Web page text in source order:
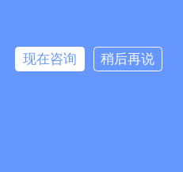
微信公众号 客服微信
现在咨询 稍后再说